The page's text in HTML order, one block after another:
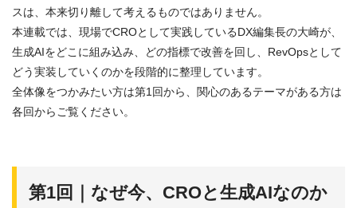
スは、本来切り離して考えるものではありません。
本連載では、現場でCROとして実践しているDX編集長の大崎が、
生成AIをどこに組み込み、どの指標で改善を回し、RevOpsとして
どう実装していくのかを段階的に整理しています。
全体像をつかみたい方は第1回から、関心のあるテーマがある方は
各回からご覧ください。
第1回｜なぜ今、CROと生成AIなのか